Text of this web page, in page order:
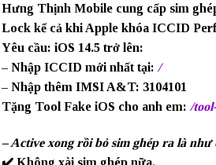
Hưng Thịnh Mobile cung cấp sim
Lock kể cả khi Apple khóa ICCID
Yêu cầu: iOS 14.5 trở lên:
– Nhập ICCID mới nhất tại: /
– Nhập thêm IMSI A&T: 3104101
Tặng Tool Fake iOS cho anh em: /
– Active xong rồi bỏ sim ghép ra là như
✔️ Không xài sim ghép nữa.